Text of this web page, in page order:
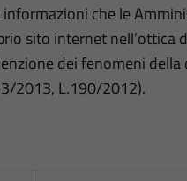
che le
sito internet nell’ottica
dei fenomeni della
2013, L.190/2012).